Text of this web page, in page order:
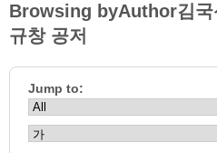
Browsing byAuthor김국
규창 공저
Jump to: